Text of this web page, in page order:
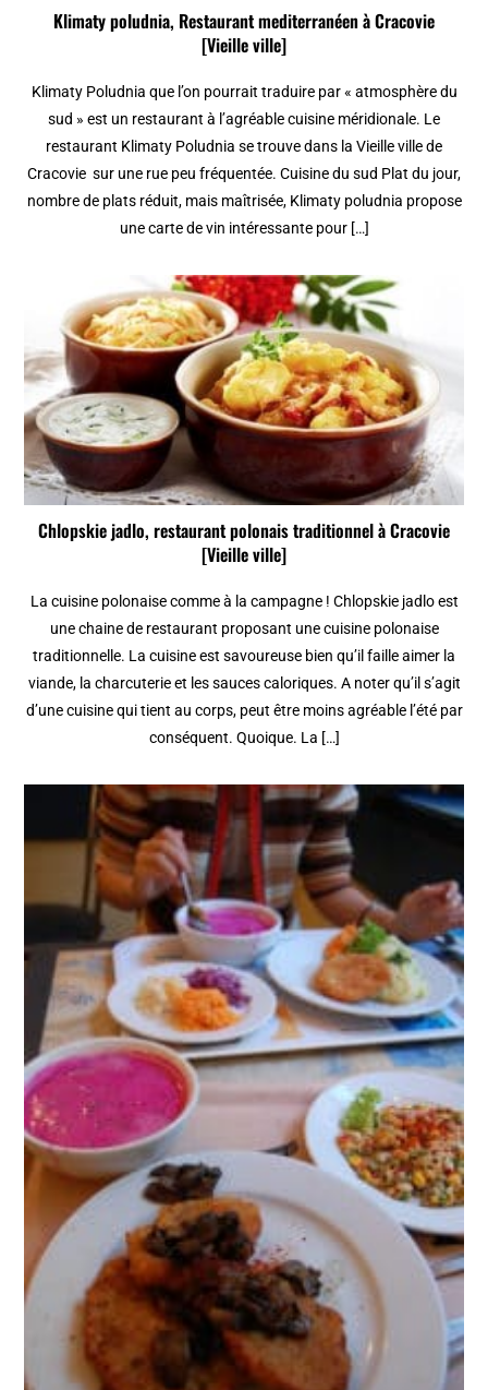
Klimaty poludnia, Restaurant mediterranéen à Cracovie
[Vieille ville]
Klimaty Poludnia que l’on pourrait traduire par « atmosphère du
sud » est un restaurant à l’agréable cuisine méridionale. Le
restaurant Klimaty Poludnia se trouve dans la Vieille ville de
Cracovie sur une rue peu fréquentée. Cuisine du sud Plat du jour,
nombre de plats réduit, mais maîtrisée, Klimaty poludnia propose
une carte de vin intéressante pour […]
Chlopskie jadlo, restaurant polonais traditionnel à Cracovie
[Vieille ville]
La cuisine polonaise comme à la campagne ! Chlopskie jadlo est
une chaine de restaurant proposant une cuisine polonaise
traditionnelle. La cuisine est savoureuse bien qu’il faille aimer la
viande, la charcuterie et les sauces caloriques. A noter qu’il s’agit
d’une cuisine qui tient au corps, peut être moins agréable l’été par
conséquent. Quoique. La […]